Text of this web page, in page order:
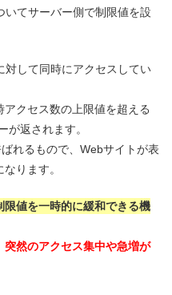
てサーバー側で制限値を設
対して同時にアクセスしてい
クセス数の上限値を超える
が返されます。
れるもので、Webサイトが表
ります。
限値を一時的に緩和できる機
突然のアクセス集中や急増が